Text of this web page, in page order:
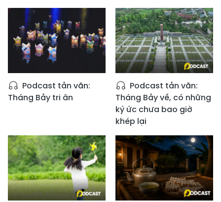
Podcast tản văn:
Tháng Bảy tri ân
Podcast tản văn:
Tháng Bảy về, có những
ký ức chưa bao giờ
khép lại